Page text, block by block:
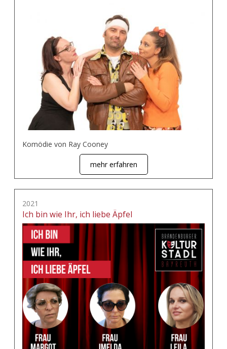
Komödie von Ray Cooney
mehr erfahren
2021
Ich bin wie Ihr, ich liebe Äpfel